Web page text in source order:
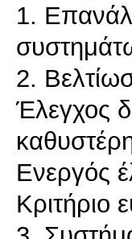
1.
2.
Έλεγχος
Ενεργός
Κριτήριο